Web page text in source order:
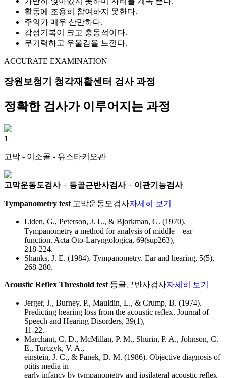
활동에 조용히 참여하지 못한다.
주의가 매우 산만하다.
감정기복이 크고 충동적이다.
무기력하고 우울감을 느낀다.
ACCURATE EXAMINATION
장원보청기 청각재활센터 검사 과정
정확한 검사가 이루어지는 과정
1
고막 - 이소골 - 유스타키오관
고막운동도검사 + 등골근반사검사 + 이관기능검사
Tympanometry test 고막운동도검사자세히 보기
Liden, G., Peterson, J. L., & Bjorkman, G. (1970).
Tympanometry a method for analysis of middle—ear
function. Acta Oto-Laryngologica, 69(sup263),
218-224.
Shanks, J. E. (1984). Tympanometry. Ear and hearing, 5(5),
268-280.
Acoustic Reflex Threshold test 등골근반사검사자세히 보기
Jerger, J., Burney, P., Mauldin, L., & Crump, B. (1974).
Predicting hearing loss from the acoustic reflex. Journal of
Speech and Hearing Disorders, 39(1),
11-22.
Marchant, C. D., McMillan, P. M., Shurin, P. A., Johnson, C.
E., Turczyk, V. A.,
einstein, J. C., & Panek, D. M. (1986). Objective diagnosis of
otitis media in
early infancy by tympanometry and ipsilateral acoustic reflex